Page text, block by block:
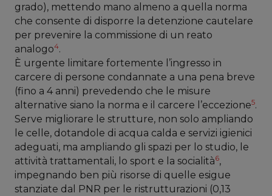
grado), mettendo mano almeno a quella norma
che consente di disporre la detenzione cautelare
per prevenire la commissione di un reato
analogo4.
È urgente limitare fortemente l’ingresso in
carcere di persone condannate a una pena breve
(fino a 4 anni) prevedendo che le misure
alternative siano la norma e il carcere l’eccezione5.
Serve migliorare le strutture, non solo ampliando
le celle, dotandole di acqua calda e servizi igienici
adeguati, ma ampliando gli spazi per lo studio, le
attività trattamentali, lo sport e la socialità6,
impegnando ben più risorse di quelle esigue
stanziate dal PNR per le ristrutturazioni (0,13